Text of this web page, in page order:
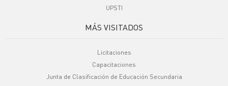
UPSTI
MÁS VISITADOS
Licitaciones
Capacitaciones
Junta de Clasificación de Educación Secundaria